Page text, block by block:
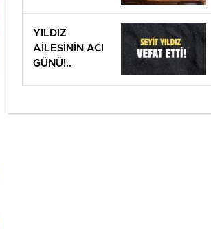
YILDIZ
AİLESİNİN ACI
GÜNÜ!..